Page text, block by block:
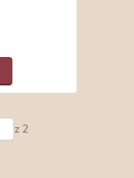
z 2